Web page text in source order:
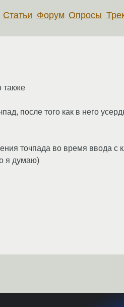
Статьи Форум Опросы
также
после того как в него
точпада во время ввода с
я думаю)